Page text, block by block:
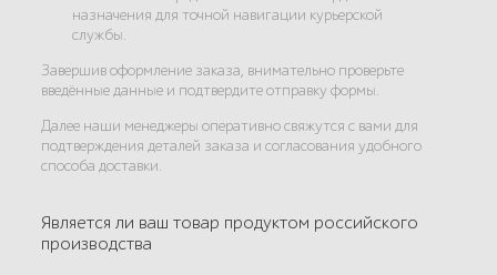
назначения для точной навигации курьерской
службы.
Завершив оформление заказа, внимательно проверьте
введённые данные и подтвердите отправку формы.
Далее наши менеджеры оперативно свяжутся с вами для
подтверждения деталей заказа и согласования удобного
способа доставки.
Является ли ваш товар продуктом российского
производства